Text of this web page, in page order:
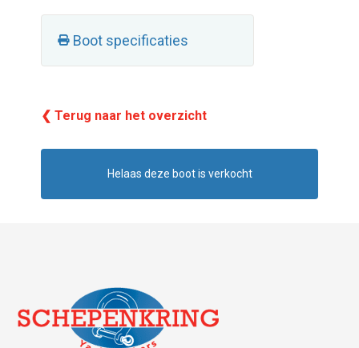
Boot specificaties
❮ Terug naar het overzicht
Helaas deze boot is verkocht